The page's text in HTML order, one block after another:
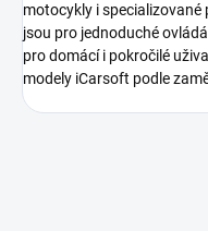
motocykly i specializované
jsou pro jednoduché
pro domácí i pokročilé
modely iCarsoft podle